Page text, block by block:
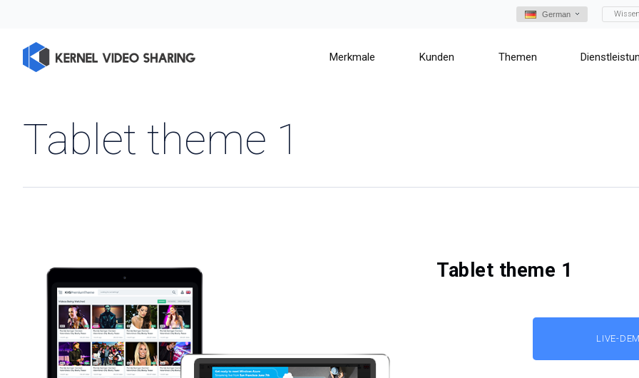
German
Merkmale Kunden Themen
Tablet theme 1
Tablet theme 1
LIVE-